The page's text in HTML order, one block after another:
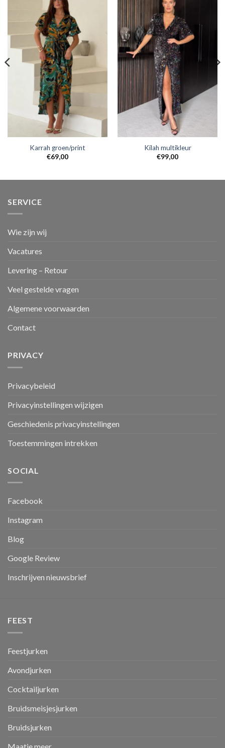
Karrah groen/print
€69,00
Kilah multikleur
€99,00
SERVICE
Wie zijn wij
Vacatures
Levering – Retour
Veel gestelde vragen
Algemene voorwaarden
Contact
PRIVACY
Privacybeleid
Privacyinstellingen wijzigen
Geschiedenis privacyinstellingen
Toestemmingen intrekken
SOCIAL
Facebook
Instagram
Blog
Google Review
Inschrijven nieuwsbrief
FEEST
Feestjurken
Avondjurken
Cocktailjurken
Bruidsmeisjesjurken
Bruidsjurken